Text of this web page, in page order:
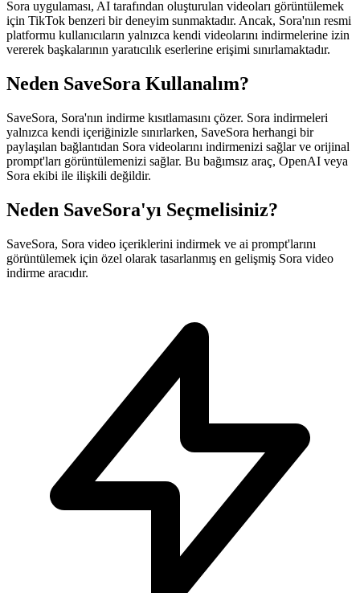
Sora uygulaması, AI tarafından oluşturulan videoları görüntülemek
için TikTok benzeri bir deneyim sunmaktadır. Ancak, Sora'nın resmi
platformu kullanıcıların yalnızca kendi videolarını indirmelerine izin
vererek başkalarının yaratıcılık eserlerine erişimi sınırlamaktadır.
Neden SaveSora Kullanalım?
SaveSora, Sora'nın indirme kısıtlamasını çözer. Sora indirmeleri
yalnızca kendi içeriğinizle sınırlarken, SaveSora herhangi bir
paylaşılan bağlantıdan Sora videolarını indirmenizi sağlar ve orijinal
prompt'ları görüntülemenizi sağlar. Bu bağımsız araç, OpenAI veya
Sora ekibi ile ilişkili değildir.
Neden SaveSora'yı Seçmelisiniz?
SaveSora, Sora video içeriklerini indirmek ve ai prompt'larını
görüntülemek için özel olarak tasarlanmış en gelişmiş Sora video
indirme aracıdır.